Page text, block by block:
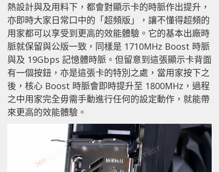
熱設計與及用料下，都會對顯示卡的時脈作出提升，
亦即時大家日常口中的「超頻版」，讓不懂得超頻的
用家都可以享受到更高的效能體驗。它的基本出廠時
脈就保留與公版一致，同樣是 1710MHz Boost 時脈
與及 19Gbps 記憶體時脈。但留意到這張顯示卡背面
有一個按鈕，亦是這張卡的特別之處，當用家按下之
後，核心 Boost 時脈會即時提升至 1800MHz，過程
之中用家完全毋需手動進行任何的設定動作，就能帶
來更高的效能體驗。